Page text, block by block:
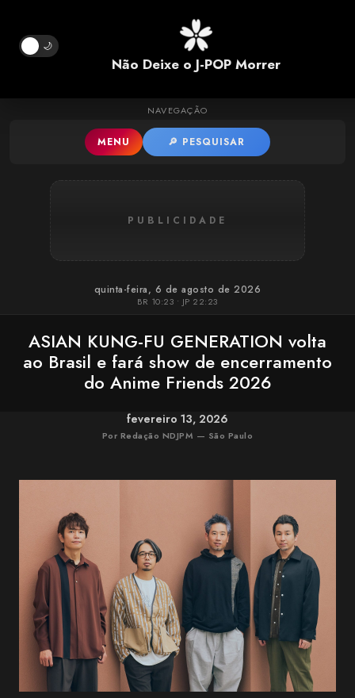
Pular para o conteúdo principal
🌙
Não Deixe o J-POP Morrer
NAVEGAÇÃO
MENU 🔎 PESQUISAR
PUBLICIDADE
quinta-feira, 6 de agosto de 2026
BR 10:23 • JP 22:23
ASIAN KUNG-FU GENERATION volta
ao Brasil e fará show de encerramento
do Anime Friends 2026
fevereiro 13, 2026
Por Redação NDJPM — São Paulo